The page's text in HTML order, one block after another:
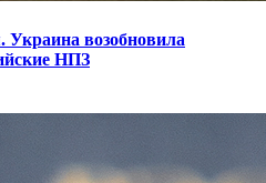
возобновила
НПЗ